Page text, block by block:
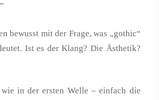
bewusst mit der Frage, was „gothic“
Ist es der Klang? Die Ästhetik?
in der ersten Welle – einfach die